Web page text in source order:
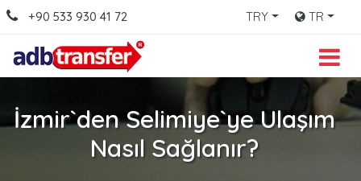
+90 533 930 41 72 TRY TR
İzmir`den Selimiye`ye Ulaşım
Nasıl Sağlanır?